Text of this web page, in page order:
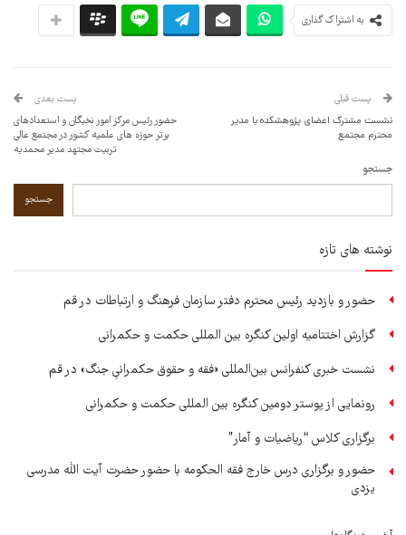
به اشتراک گذاری
پست قبلی
نشست مشترک اعضای پژوهشکده با مدیر
محترم مجتمع
پست بعدی
حضور رئیس مرکز امور نخبگان و استعدادهای
برتر حوزه های علمیه کشور در مجتمع عالی
تربیت مجتهد مدیر محمدیه
جستجو
جستجو
نوشته های تازه
حضور و بازدید رئیس محترم دفتر سازمان فرهنگ و ارتباطات در قم
گزارش اختتامیه اولین کنگره بین المللی حکمت و حکمرانی
نشست خبری کنفرانس بین‌المللی «فقه و حقوق حکمرانیِ جنگ» در قم
رونمایی از پوستر دومین کنگره بین المللی حکمت و حکمرانی
برگزاری کلاس “ریاضیات و آمار”
حضور و برگزاری درس خارج فقه الحکومه با حضور حضرت آیت الله مدرسی
یزدی